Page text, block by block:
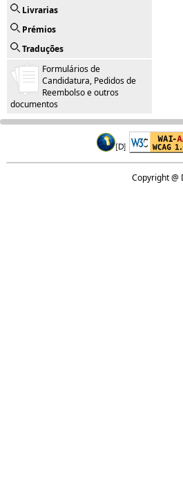
Livrarias
Prémios
Traduções
Formulários de
Candidatura, Pedidos de
Reembolso e outros
documentos
Copyright @